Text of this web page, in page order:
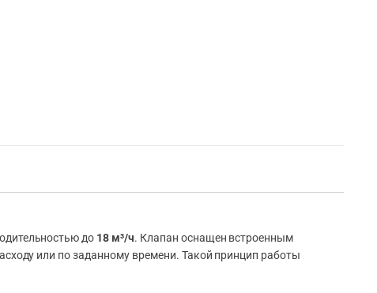
до 18 м³/ч. Клапан оснащен встроенным
или по заданному времени. Такой принцип работы